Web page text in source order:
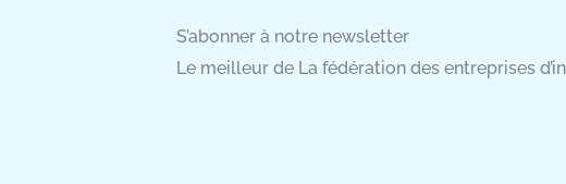
S’abonner à notre newsletter
Le meilleur de La fédération des entreprises